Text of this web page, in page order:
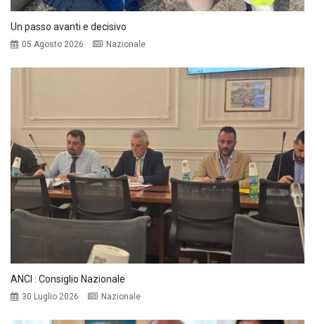
Un passo avanti e decisivo
05 Agosto 2026 Nazionale
ANCI : Consiglio Nazionale
30 Luglio 2026 Nazionale